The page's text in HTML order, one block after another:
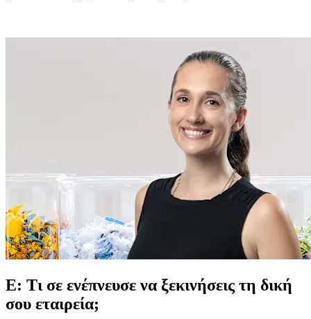
Ε: Τι σε ενέπνευσε να ξεκινήσεις τη δική
σου εταιρεία;